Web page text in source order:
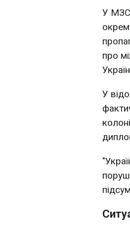
У МЗС
про
У